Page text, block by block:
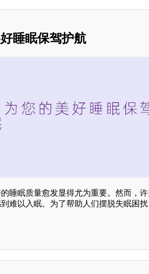
睡眠保驾护航
睡眠质量愈发显得尤为重要。然而，
难以入眠。为了帮助人们摆脱失眠困